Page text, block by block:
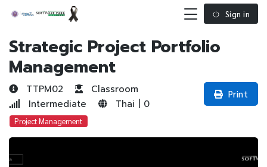
Sign in
Strategic Project Portfolio
Management
TTPM02
Classroom
Intermediate
Thai | 0
Project Management
Print